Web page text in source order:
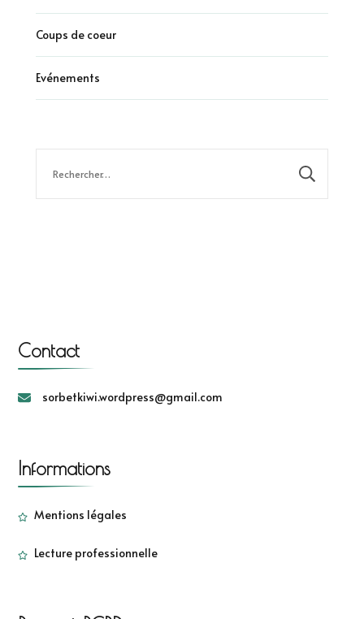
Coups de coeur
Evénements
Contact
sorbetkiwi.wordpress@gmail.com
Informations
Mentions légales
Lecture professionnelle